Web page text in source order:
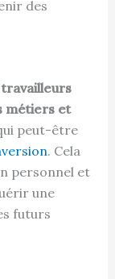
des
métiers et
peut-être
. Cela
personnel et
une
futurs